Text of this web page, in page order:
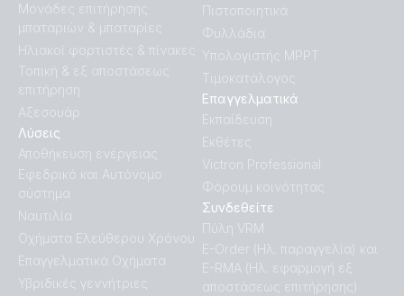
Μονάδες επιτήρησης
μπαταριών & μπαταρίες
Ηλιακοί φορτιστές & πίνακες
Τοπική & εξ αποστάσεως
επιτήρηση
Αξεσουάρ
Λύσεις
Αποθήκευση ενέργειας
Εφεδρικό και Αυτόνομο
σύστημα
Ναυτιλία
Οχήματα Ελεύθερου Χρόνου
Επαγγελματικά Οχήματα
Υβριδικές γεννήτριες
Πιστοποιητικά
Φυλλάδια
Υπολογιστής MPPT
Τιμοκατάλογος
Επαγγελματικά
Εκπαίδευση
Εκθέτες
Victron Professional
Φόρουμ κοινότητας
Συνδεθείτε
Πύλη VRM
E-Order (Ηλ. παραγγελία) και
E-RMA (Ηλ. εφαρμογή εξ
αποστάσεως επιτήρησης)